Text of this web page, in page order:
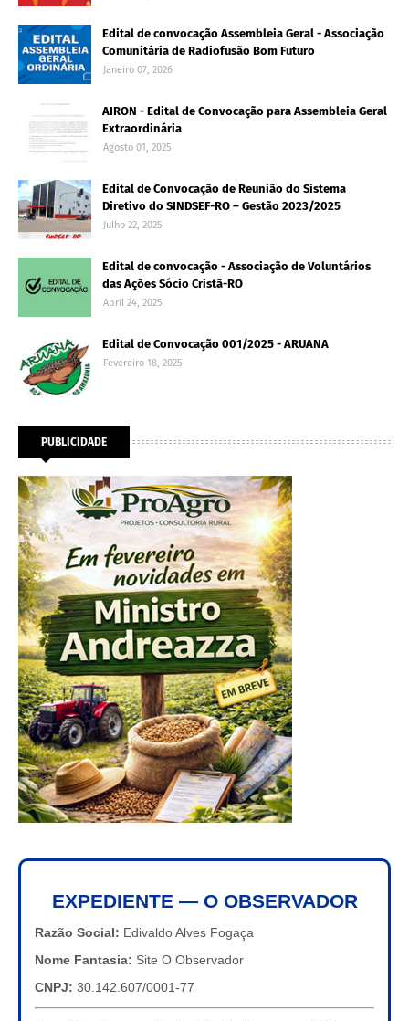
Edital de convocação Assembleia Geral - Associação
Comunitária de Radiofusão Bom Futuro
Janeiro 07, 2026
AIRON - Edital de Convocação para Assembleia Geral
Extraordinária
Agosto 01, 2025
Edital de Convocação de Reunião do Sistema
Diretivo do SINDSEF-RO – Gestão 2023/2025
Julho 22, 2025
Edital de convocação - Associação de Voluntários
das Ações Sócio Cristã-RO
Abril 24, 2025
Edital de Convocação 001/2025 - ARUANA
Fevereiro 18, 2025
PUBLICIDADE
EXPEDIENTE — O OBSERVADOR
Razão Social: Edivaldo Alves Fogaça
Nome Fantasia: Site O Observador
CNPJ: 30.142.607/0001-77